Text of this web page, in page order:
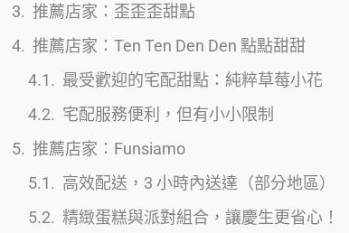
推薦店家：歪歪歪甜點
推薦店家：Ten Ten Den Den 點點甜甜
最受歡迎的宅配甜點：純粹草莓小花
宅配服務便利，但有小小限制
推薦店家：Funsiamo
高效配送，3 小時內送達（部分地區）
精緻蛋糕與派對組合，讓慶生更省心！